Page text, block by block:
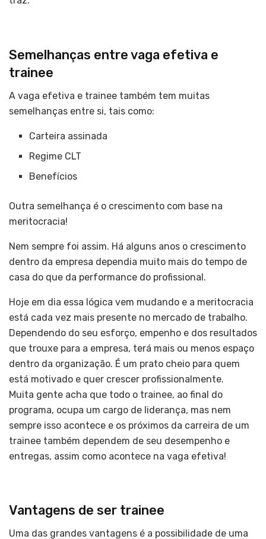
Semelhanças entre vaga efetiva e
trainee
A vaga efetiva e trainee também tem muitas
semelhanças entre si, tais como:
Carteira assinada
Regime CLT
Benefícios
Outra semelhança é o crescimento com base na
meritocracia!
Nem sempre foi assim. Há alguns anos o crescimento
dentro da empresa dependia muito mais do tempo de
casa do que da performance do profissional.
Hoje em dia essa lógica vem mudando e a meritocracia
está cada vez mais presente no mercado de trabalho.
Dependendo do seu esforço, empenho e dos resultados
que trouxe para a empresa, terá mais ou menos espaço
dentro da organização. É um prato cheio para quem
está motivado e quer crescer profissionalmente.
Muita gente acha que todo o trainee, ao final do
programa, ocupa um cargo de liderança, mas nem
sempre isso acontece e os próximos da carreira de um
trainee também dependem de seu desempenho e
entregas, assim como acontece na vaga efetiva!
Vantagens de ser trainee
Uma das grandes vantagens é a possibilidade de uma